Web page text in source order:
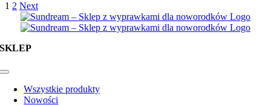
1 2 Next
SKLEP
Toggle
NavigationWszystkie produkty
Nowości